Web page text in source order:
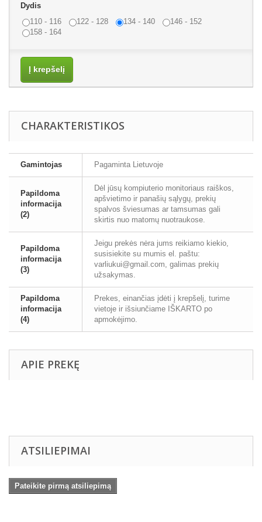
Dydis
110 - 116
122 - 128 134 - 140
146 - 152
158 - 164
Į krepšelį
CHARAKTERISTIKOS
Gamintojas Pagaminta Lietuvoje
Papildoma
informacija
(2)
Dėl jūsų kompiuterio monitoriaus raiškos,
apšvietimo ir panašių sąlygų, prekių
spalvos šviesumas ar tamsumas gali
skirtis nuo matomų nuotraukose.
Papildoma
informacija
(3)
Jeigu prekės nėra jums reikiamo kiekio,
susisiekite su mumis el. paštu:
varliukui@gmail.com, galimas prekių
užsakymas.
Papildoma
informacija
(4)
Prekes, einančias įdėti į krepšelį, turime
vietoje ir išsiunčiame IŠKARTO po
apmokėjimo.
APIE PREKĘ
ATSILIEPIMAI
Pateikite pirmą atsiliepimą